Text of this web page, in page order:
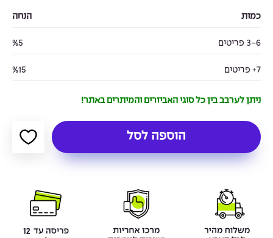
כמות הנחה
3-6 פריטים %5
7+ פריטים %15
ניתן לערבב בין כל סוגי האביזרים והמיתרים באתר!
הוספה לסל